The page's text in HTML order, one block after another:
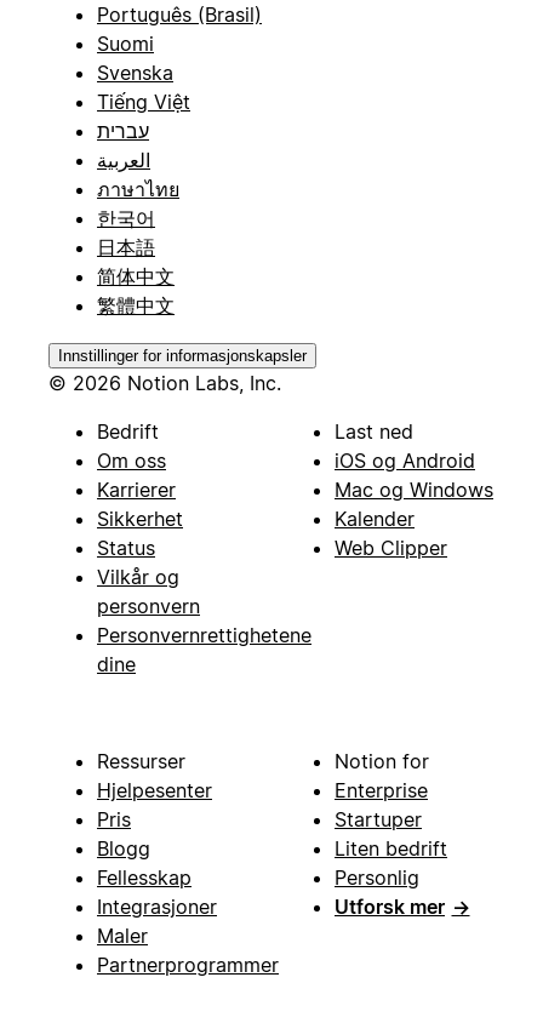
Português (Brasil)
Suomi
Svenska
Tiếng Việt
עברית
العربية
ภาษาไทย
한국어
日本語
简体中文
繁體中文
Innstillinger for informasjonskapsler
© 2026 Notion Labs, Inc.
Bedrift
Om oss
Karrierer
Sikkerhet
Status
Vilkår og
personvern
Personvernrettighetene
dine
Last ned
iOS og Android
Mac og Windows
Kalender
Web Clipper
Ressurser
Hjelpesenter
Pris
Blogg
Fellesskap
Integrasjoner
Maler
Partnerprogrammer
Notion for
Enterprise
Startuper
Liten bedrift
Personlig
Utforsk mer →